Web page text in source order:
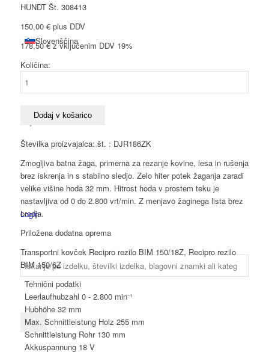
Slovenščina
Španščina
Login
HUNDT Št. 308413
150,00 €plus DDV
178,50€z vključenim DDV 19%
Količina:
vbodna
žaga
18
količina
Dodaj v košarico
Številka proizvajalca: št. : DJR186ZK
Zmogljiva batna žaga, primerna za rezanje kovine, lesa in rušenja
brez iskrenja in s stabilno sledjo. Zelo hiter potek žaganja zaradi
velike višine hoda 32 mm. Hitrost hoda v prostem teku je
nastavljiva od 0 do 2.800 vrt/min. Z menjavo žaginega lista brez
orodja.
Priložena dodatna oprema
Transportni kovček Recipro rezilo BIM 150/18Z, Recipro rezilo
BIM 150/6Z
Tehnični podatki
Leerlaufhubzahl 0 - 2.800 min⁻¹
Hubhöhe 32 mm
Max. Schnittleistung Holz 255 mm
Schnittleistung Rohr 130 mm
Akkuspannung 18 V